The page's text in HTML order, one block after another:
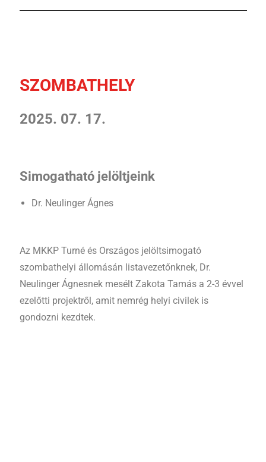
SZOMBATHELY
2025. 07. 17.
Simogatható jelöltjeink
Dr. Neulinger Ágnes
Az MKKP Turné és Országos jelöltsimogató
szombathelyi állomásán listavezetőnknek, Dr.
Neulinger Ágnesnek mesélt Zakota Tamás a 2-3 évvel
ezelőtti projektről, amit nemrég helyi civilek is
gondozni kezdtek.